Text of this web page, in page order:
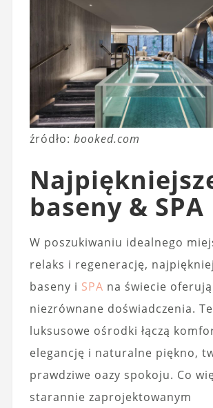
źródło: booked.com
baseny & SPA
W poszukiwaniu idealnego
relaks i regenerację,
baseny i SPA na świecie oferują
niezrównane doświadczenia. Te
luksusowe ośrodki łączą
elegancję i naturalne piękno,
prawdziwe oazy spokoju. Co
starannie zaprojektowanym